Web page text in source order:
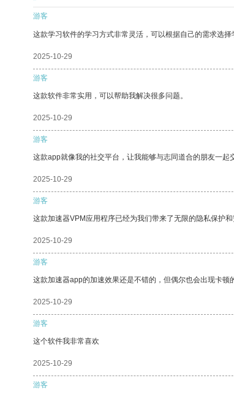
游客
这款学习软件的学习方式非常灵活，可以根据自己的需求选
2025-10-29
游客
这款软件非常实用，可以帮助我解决很多问题。
2025-10-29
游客
这款app就像我的社交平台，让我能够与志同道合的朋友一起
2025-10-29
游客
这款加速器VPM应用程序已经为我们带来了无限的隐私保护和
2025-10-29
游客
这款加速器app的加速效果还是不错的，但偶尔也会出现卡顿
2025-10-29
游客
这个软件我非常喜欢
2025-10-29
游客